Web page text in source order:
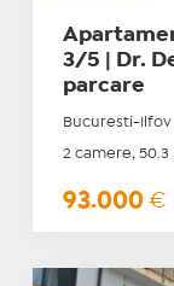
3/5 | Dr.
parcare
Bucuresti-Ilfov
2 camere, 50.3
93.000 €